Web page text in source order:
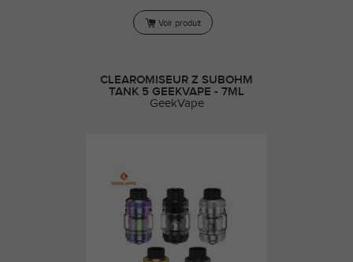
Voir produit
CLEAROMISEUR Z SUBOHM
TANK 5 GEEKVAPE - 7ML
GeekVape